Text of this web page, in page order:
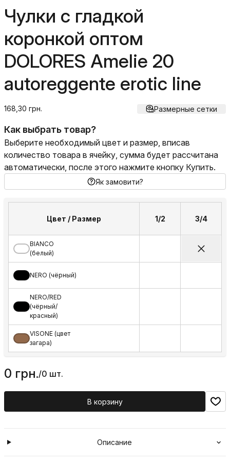
Чулки с гладкой
коронкой оптом
DOLORES Amelie 20
autoreggente erotic line
168,30 грн. Размерные сетки
Как выбрать товар?
Выберите необходимый цвет и размер, вписав
количество товара в ячейку, сумма будет рассчитана
автоматически, после этого нажмите кнопку Купить.
Як замовити?
Цвет / Размер 1/2 3/4
BIANCO
(белый)
NERO (чёрный)
NERO/RED
(чёрный/
красный)
VISONE (цвет
загара)
0 грн./0 шт.
В корзину
Описание